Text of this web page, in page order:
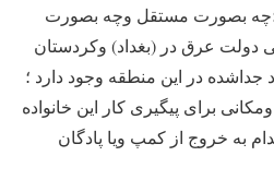
بصورت مستقل وچه بصورت
دولت عرق در (بغداد) وکردستان
جداشده در این منطقه وجود دارد ؛
برای پیگیری کار این خانواده
به خروج از کمپ ویا پادگان